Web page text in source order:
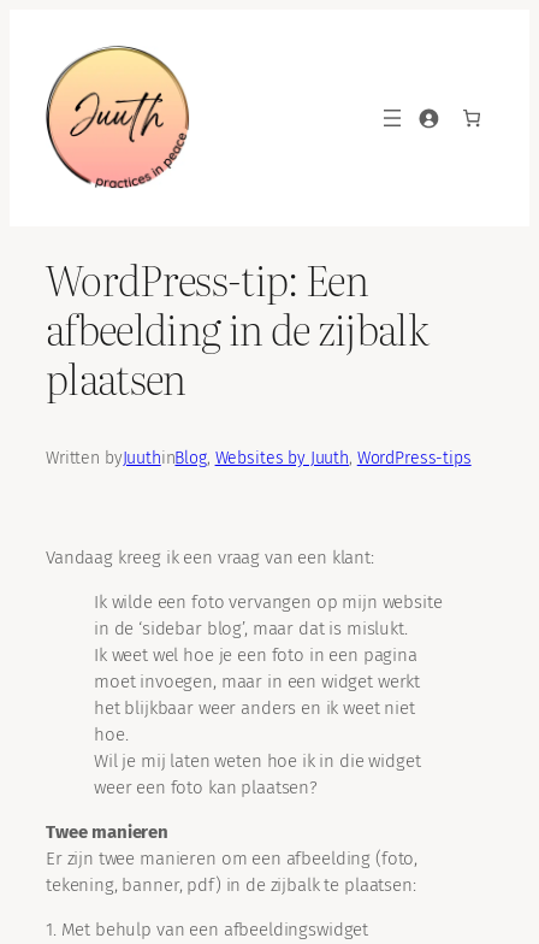
content
WordPress-tip: Een
afbeelding in de zijbalk
plaatsen
Written byJuuthinBlog, Websites by Juuth, WordPress-tips
Vandaag kreeg ik een vraag van een klant:
Ik wilde een foto vervangen op mijn website
in de ‘sidebar blog’, maar dat is mislukt.
Ik weet wel hoe je een foto in een pagina
moet invoegen, maar in een widget werkt
het blijkbaar weer anders en ik weet niet
hoe.
Wil je mij laten weten hoe ik in die widget
weer een foto kan plaatsen?
Twee manieren
Er zijn twee manieren om een afbeelding (foto,
tekening, banner, pdf) in de zijbalk te plaatsen:
1. Met behulp van een afbeeldingswidget